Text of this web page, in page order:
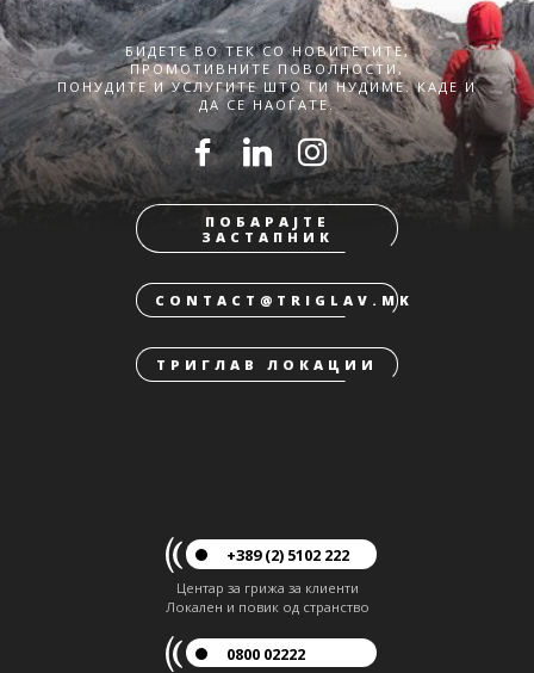
БИДЕТЕ ВО ТЕК СО НОВИТЕТИТЕ,
ПРОМОТИВНИТЕ ПОВОЛНОСТИ,
ПОНУДИТЕ И УСЛУГИТЕ ШТО ГИ НУДИМЕ. КАДЕ И
ДА СЕ НАОЃАТЕ.
ПОБАРАЈТЕ
ЗАСТАПНИК
CONTACT@TRIGLAV.MK
ТРИГЛАВ ЛОКАЦИИ
+389 (2) 5102 222
Центар за грижа за клиенти
Локален и повик од странство
0800 02222